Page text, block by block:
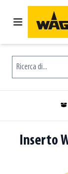
Salta al contenuto
Ricerca di...
Inserto